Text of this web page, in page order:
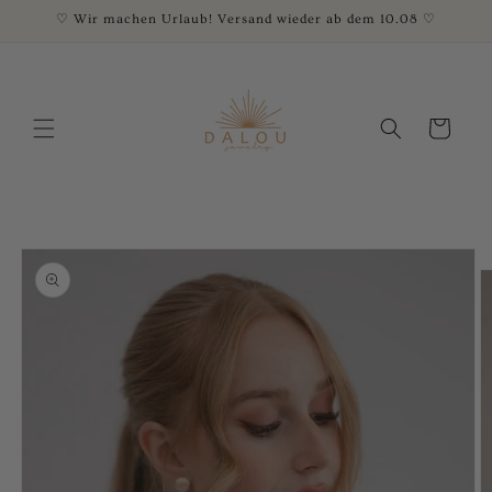
zum♡ Wir machen Urlaub! Versand wieder ab dem 10.08 ♡
Warenkorb